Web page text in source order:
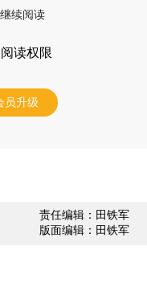
续阅读
读权限
员升级
责任编辑：田铁军
版面编辑：田铁军